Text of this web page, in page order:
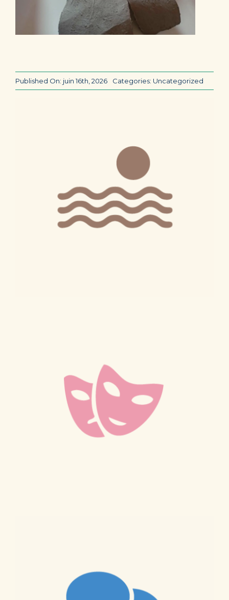
Published On: juin 16th, 2026 Categories: Uncategorized